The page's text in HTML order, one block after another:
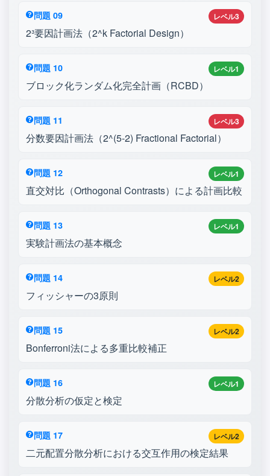
レベル3
問題 09
2³要因計画法（2^k Factorial Design）
レベル1
問題 10
ブロック化ランダム化完全計画（RCBD）
レベル3
問題 11
分数要因計画法（2^(5-2) Fractional Factorial）
レベル1
問題 12
直交対比（Orthogonal Contrasts）による計画比較
レベル1
問題 13
実験計画法の基本概念
レベル2
問題 14
フィッシャーの3原則
レベル2
問題 15
Bonferroni法による多重比較補正
レベル1
問題 16
分散分析の仮定と検定
レベル2
問題 17
二元配置分散分析における交互作用の検定結果